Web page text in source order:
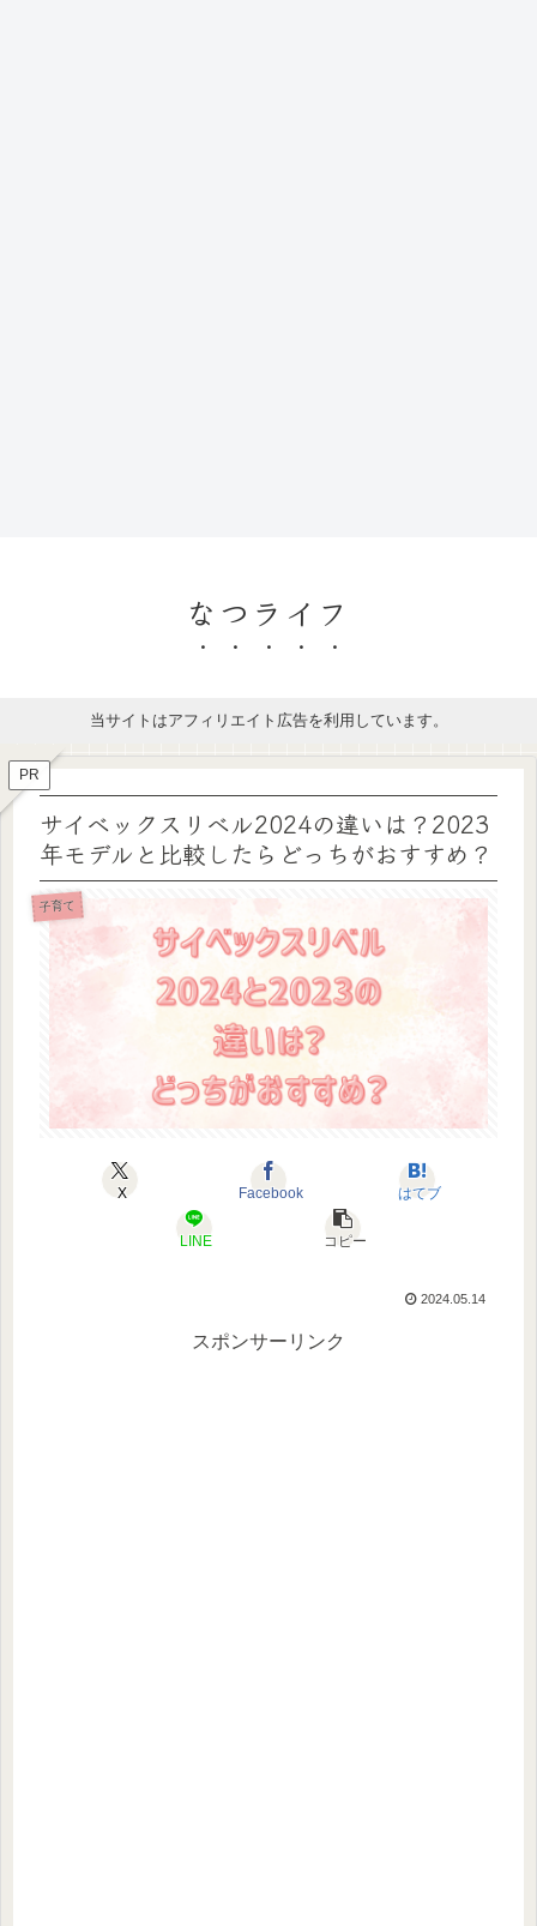
なつライフ
当サイトはアフィリエイト広告を利用しています。
PR
サイベックスリベル2024の違いは？2023
年モデルと比較したらどっちがおすすめ？
子育て
X Facebook はてブ
LINE コピー
2024.05.14
スポンサーリンク